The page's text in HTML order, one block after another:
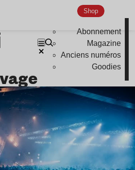
Shop
Abonnement
Magazine
Anciens numéros
Goodies